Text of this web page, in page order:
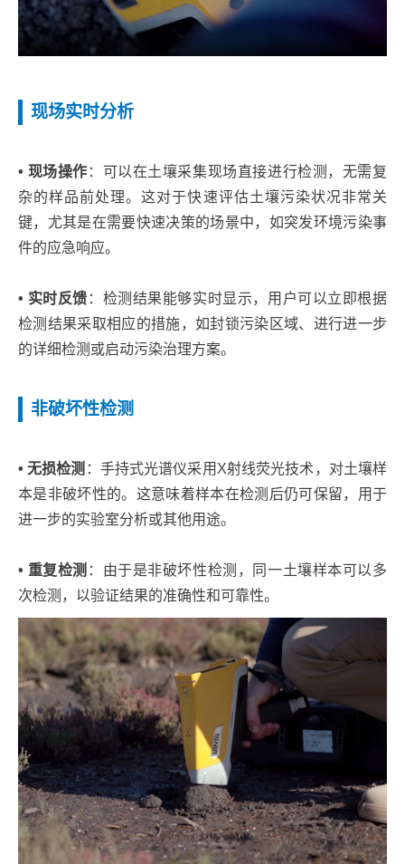
现场实时分析
• 现场操作 ：可以在土壤采集现场直接进行检测，无需复
杂的样品前处理。这对于快速评估土壤污染状况非常关
键，尤其是在需要快速决策的场景中，如突发环境污染事
件的应急响应。
• 实时反馈 ：检测结果能够实时显示，用户可以立即根据
检测结果采取相应的措施，如封锁污染区域、进行进一步
的详细检测或启动污染治理方案。
非破坏性检测
• 无损检测 ：手持式光谱仪采用X射线荧光技术，对土壤样
本是非破坏性的。这意味着样本在检测后仍可保留，用于
进一步的实验室分析或其他用途。
• 重复检测 ：由于是非破坏性检测，同一土壤样本可以多
次检测，以验证结果的准确性和可靠性。